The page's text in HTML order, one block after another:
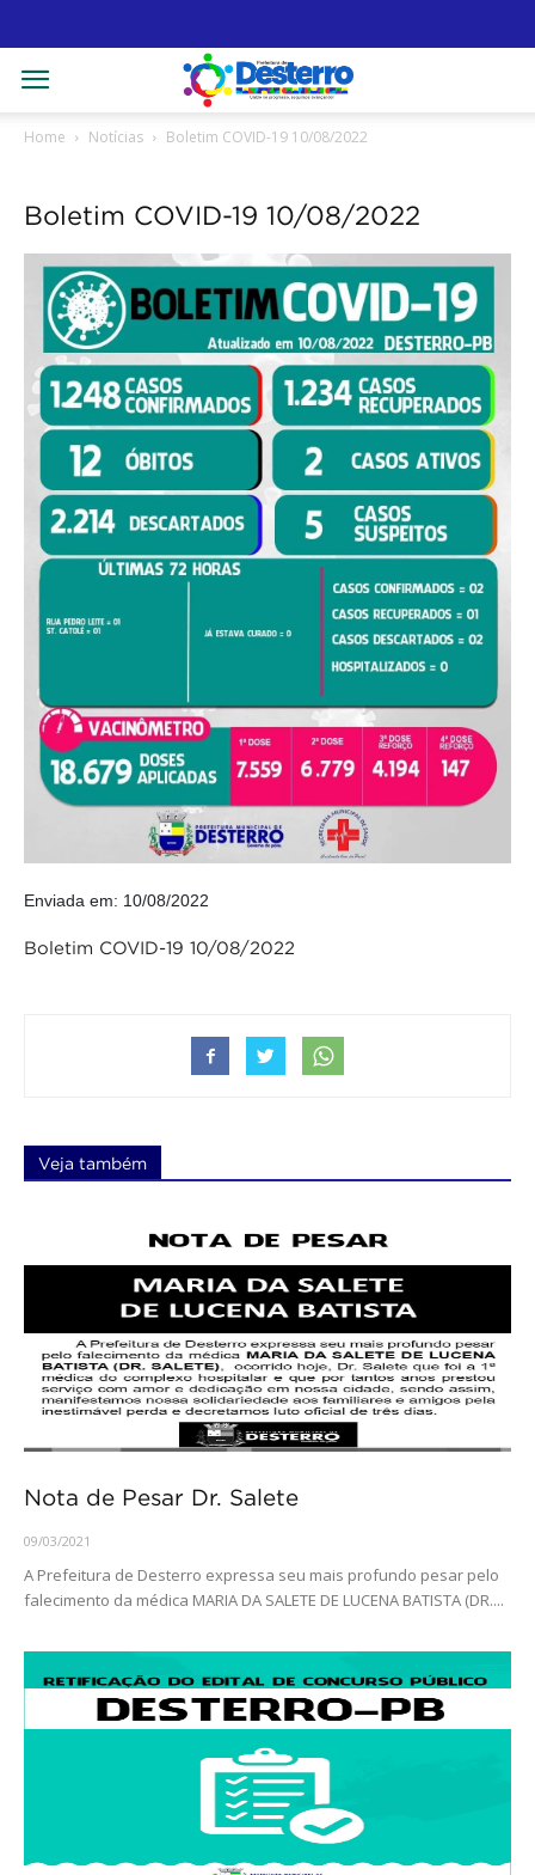
Home Notícias Boletim COVID-19 10/08/2022
Boletim COVID-19 10/08/2022
Enviada em: 10/08/2022
Boletim COVID-19 10/08/2022
Veja também
Nota de Pesar Dr. Salete
09/03/2021
A Prefeitura de Desterro expressa seu mais profundo pesar pelo
falecimento da médica MARIA DA SALETE DE LUCENA BATISTA (DR....